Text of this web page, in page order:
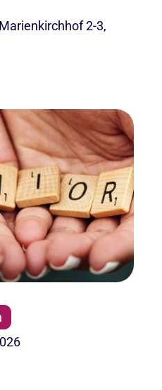
2-3,